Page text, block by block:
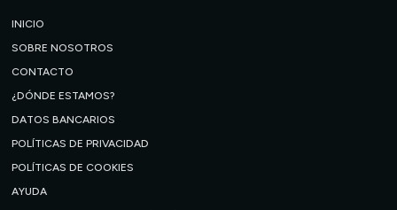
INICIO
SOBRE NOSOTROS
CONTACTO
¿DÓNDE ESTAMOS?
DATOS BANCARIOS
POLÍTICAS DE PRIVACIDAD
POLÍTICAS DE COOKIES
AYUDA